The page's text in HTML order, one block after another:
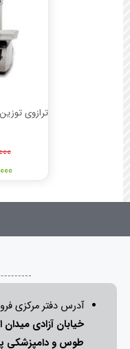
آدرس دفتر مرکزی
طوس و دامپزشکی پلاک 154 -